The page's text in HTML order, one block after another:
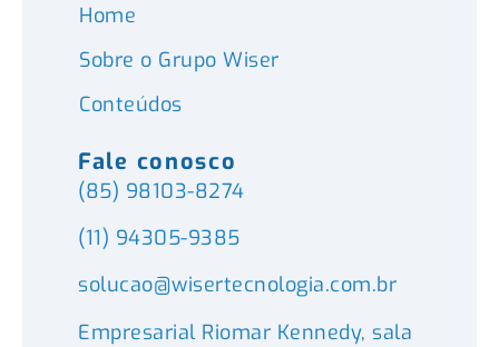
Home
Sobre o Grupo Wiser
Conteúdos
Fale conosco
(85) 98103-8274
(11) 94305-9385
solucao@wisertecnologia.com.br
Empresarial Riomar Kennedy, sala